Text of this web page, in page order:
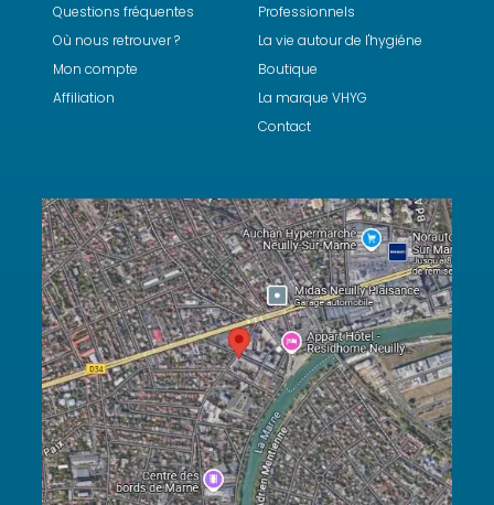
Questions fréquentes
Où nous retrouver ?
Mon compte
Affiliation
Professionnels
La vie autour de l'hygiéne
Boutique
La marque VHYG
Contact